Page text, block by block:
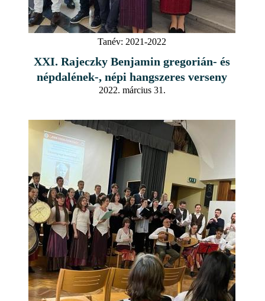
Tanév: 2021-2022
XXI. Rajeczky Benjamin gregorián- és
népdalének-, népi hangszeres verseny
2022. március 31.